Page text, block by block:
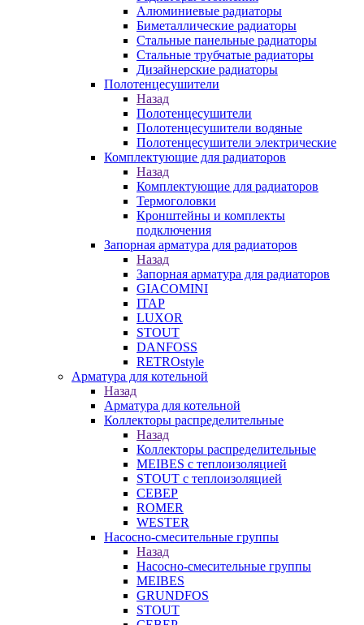
Алюминиевые радиаторы
Биметаллические радиаторы
Стальные панельные радиаторы
Стальные трубчатые радиаторы
Дизайнерские радиаторы
Полотенцесушители
Назад
Полотенцесушители
Полотенцесушители водяные
Полотенцесушители электрические
Комплектующие для радиаторов
Назад
Комплектующие для радиаторов
Термоголовки
Кронштейны и комплекты
подключения
Запорная арматура для радиаторов
Назад
Запорная арматура для радиаторов
GIACOMINI
ITAP
LUXOR
STOUT
DANFOSS
RETROstyle
Арматура для котельной
Назад
Арматура для котельной
Коллекторы распределительные
Назад
Коллекторы распределительные
MEIBES с теплоизоляцией
STOUT с теплоизоляцией
СЕВЕР
ROMER
WESTER
Насосно-смесительные группы
Назад
Насосно-смесительные группы
MEIBES
GRUNDFOS
STOUT